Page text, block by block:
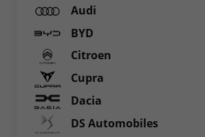
Audi
BYD
Citroen
Cupra
Dacia
DS Automobiles